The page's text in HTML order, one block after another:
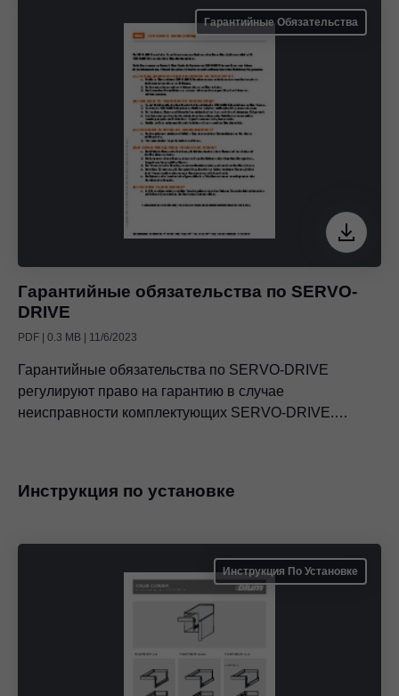
Гарантийные Обязательства
Гарантийные обязательства по SERVO-
DRIVE
PDF | 0.3 MB | 11/6/2023
Гарантийные обязательства по SERVO-DRIVE
регулируют право на гарантию в случае
неисправности комплектующих SERVO-DRIVE.
Инструкция по установке
Инструкция По Установке